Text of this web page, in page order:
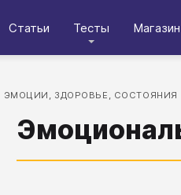
Статьи Тесты Магазин
ЭМОЦИИ, ЗДОРОВЬЕ, СОСТОЯНИЯ